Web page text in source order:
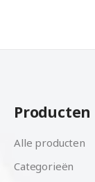
Producten
Alle producten
Categorieën